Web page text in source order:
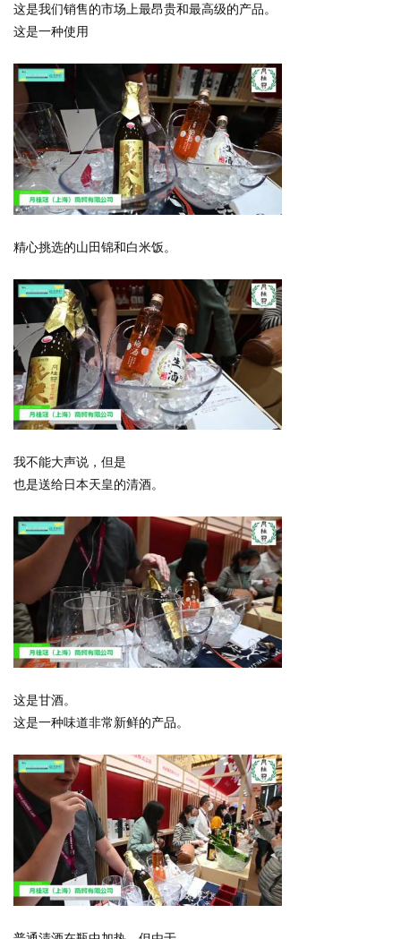
这是我们销售的市场上最昂贵和最高级的产品。
这是一种使用
精心挑选的山田锦和白米饭。
我不能大声说，但是
也是送给日本天皇的清酒。
这是甘酒。
这是一种味道非常新鲜的产品。